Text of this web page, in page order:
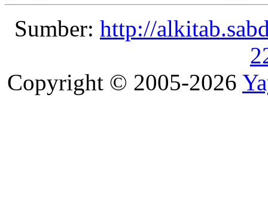
Sumber: http://
Copyright © 2005-2026